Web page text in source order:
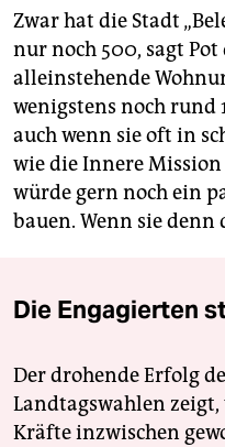
Zwar hat die Stadt
nur noch 500, sagt Pot
alleinstehende
wenigstens noch rund
auch wenn sie oft in
wie die Innere
würde gern noch ein
bauen. Wenn sie denn
Die Engagierten
Der drohende Erfolg
Landtagswahlen
Kräfte inzwischen